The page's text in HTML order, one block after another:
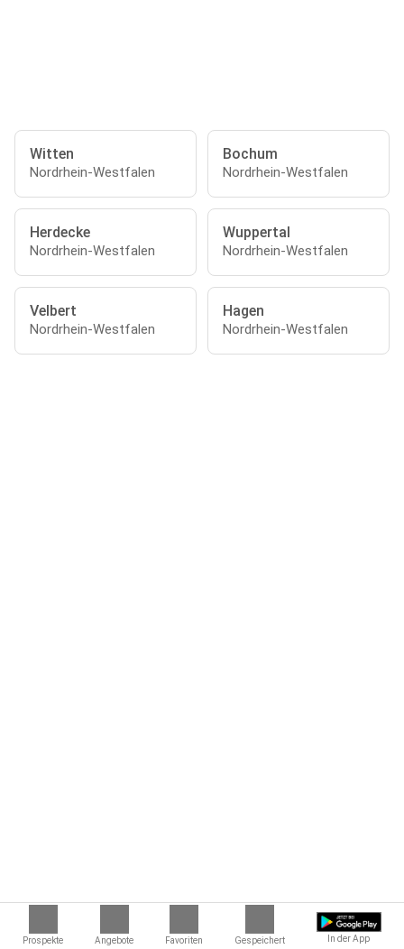
Prospekte Angebote Favoriten Gespeichert In der App
Witten
Nordrhein-Westfalen
Bochum
Nordrhein-Westfalen
Herdecke
Nordrhein-Westfalen
Wuppertal
Nordrhein-Westfalen
Velbert
Nordrhein-Westfalen
Hagen
Nordrhein-Westfalen